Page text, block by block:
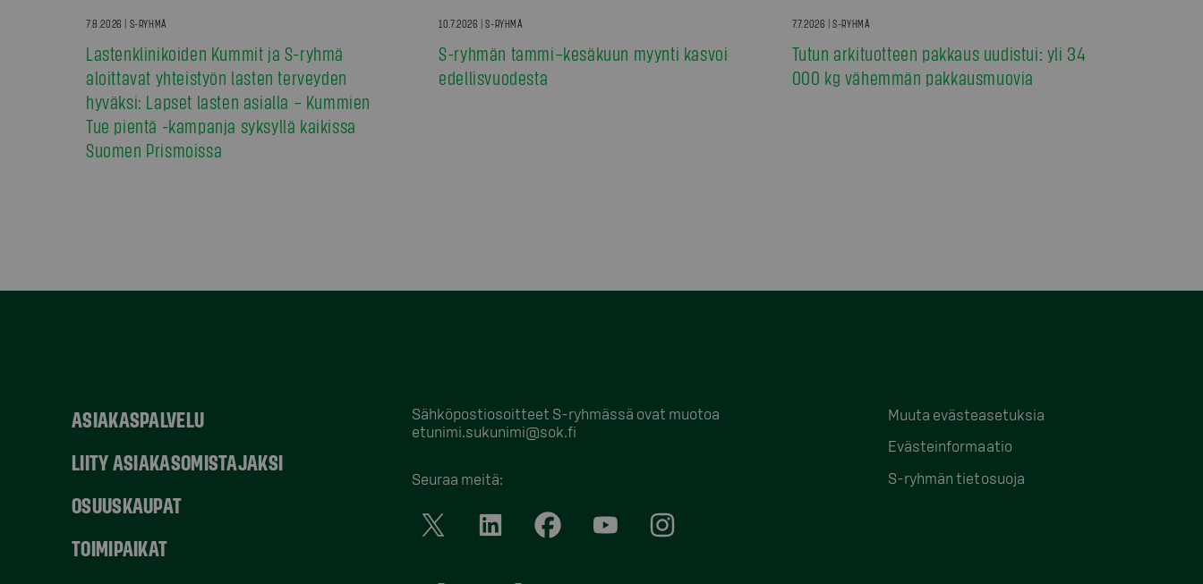
7.8.2026 | S-RYHMÄ
Lastenklinikoiden Kummit ja S-ryhmä
aloittavat yhteistyön lasten terveyden
hyväksi: Lapset lasten asialla – Kummien
Tue pientä -kampanja syksyllä kaikissa
Suomen Prismoissa
10.7.2026 | S-RYHMÄ
S-ryhmän tammi–kesäkuun myynti kasvoi
edellisvuodesta
7.7.2026 | S-RYHMÄ
Tutun arkituotteen pakkaus uudistui: yli 34
000 kg vähemmän pakkausmuovia
ASIAKASPALVELU
LIITY ASIAKASOMISTAJAKSI
OSUUSKAUPAT
TOIMIPAIKAT
Sähköpostiosoitteet S-ryhmässä ovat muotoa
etunimi.sukunimi@sok.fi
Seuraa meitä:
Muuta evästeasetuksia
Evästeinformaatio
S-ryhmän tietosuoja